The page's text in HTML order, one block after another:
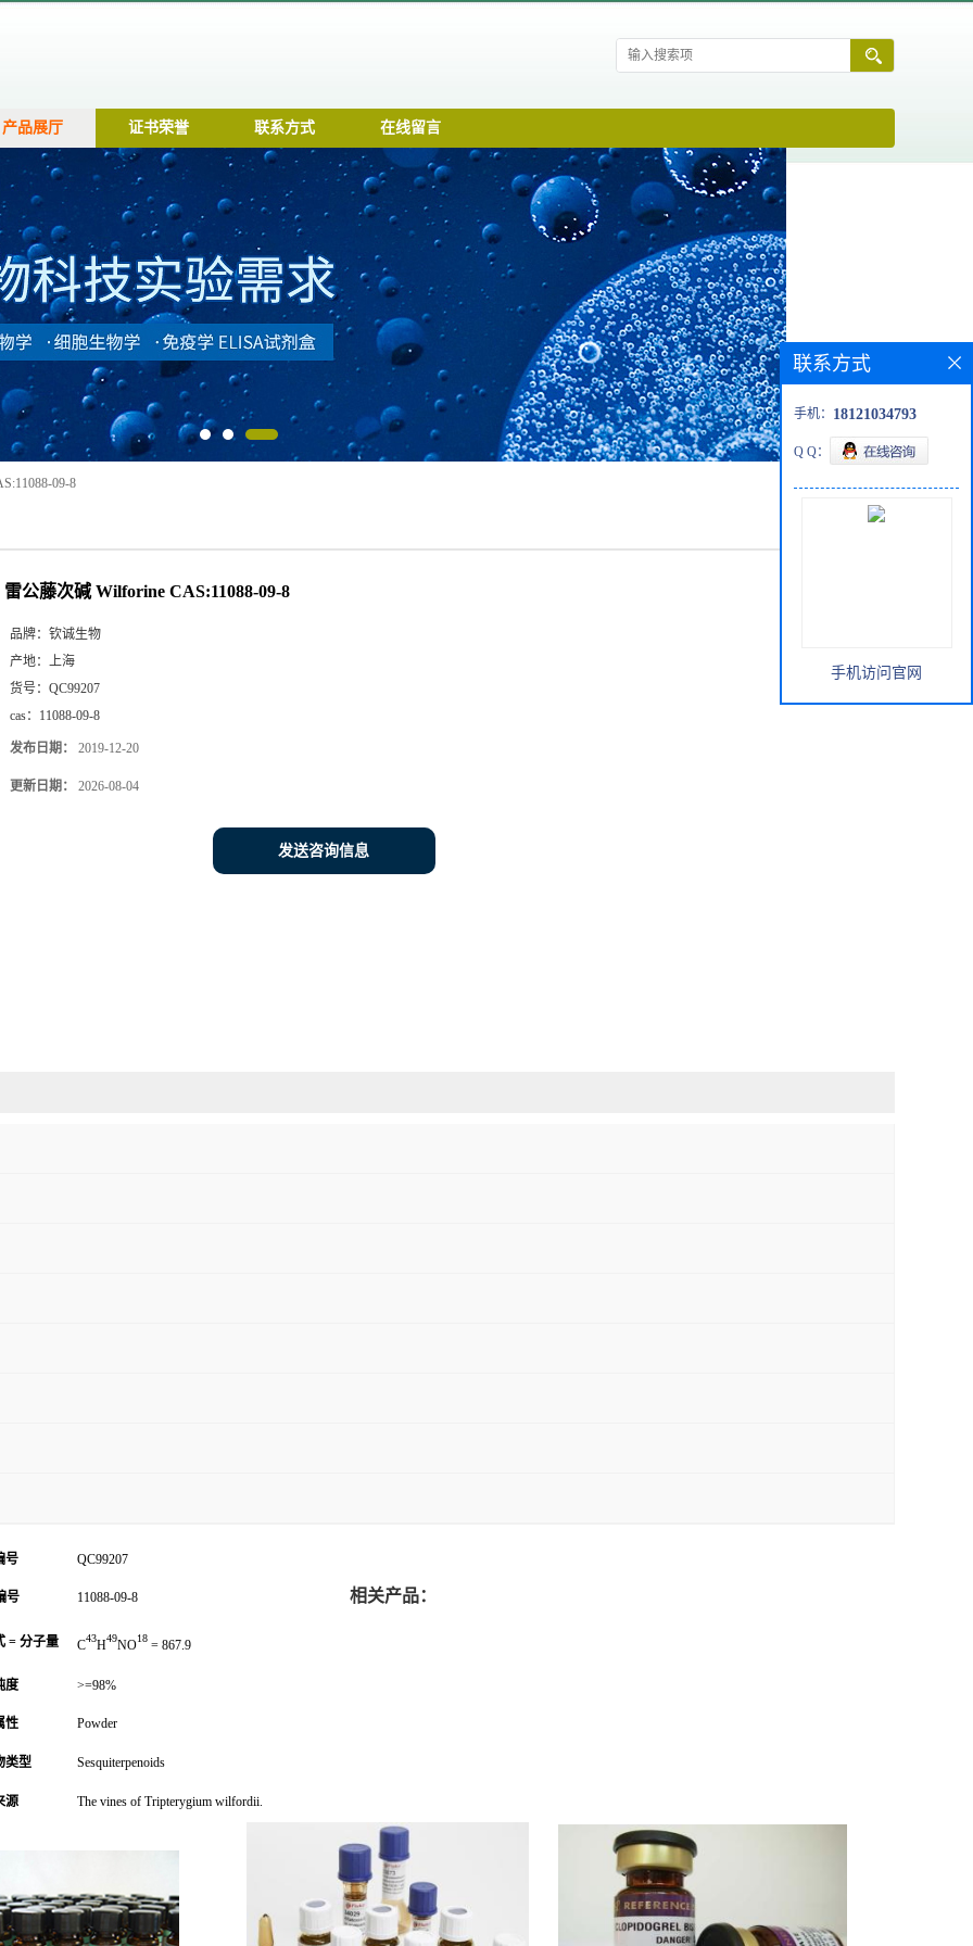
产品展厅 证书荣誉 联系方式 在线留言
09-8
雷公藤次碱 Wilforine CAS:11088-09-8
品牌： 钦诚生物
产地： 上海
货号： QC99207
cas： 11088-09-8
发布日期： 2019-12-20
更新日期： 2026-08-04
发送咨询信息
号 QC99207
号 11088-09-8
= 分子量 C43H49NO18 = 867.9
度 >=98%
性 Powder
类型 Sesquiterpenoids
源 The vines of Tripterygium wilfordii.
相关产品：
联系方式
手机： 18121034793
Q Q：
手机访问官网